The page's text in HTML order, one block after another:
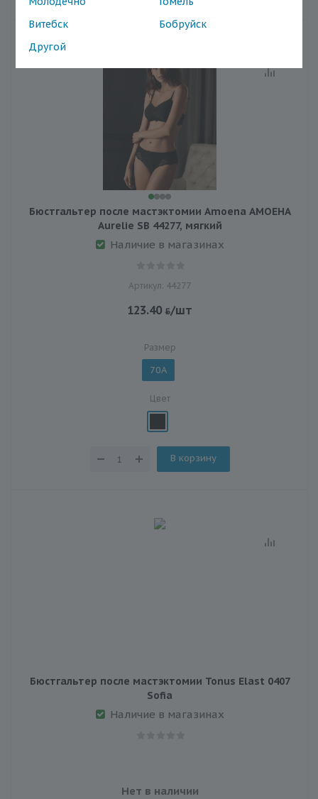
Витебск
Бобруйск
Другой
Бюстгальтер после мастэктомии Amoena АМОЕНА
Aurelie SB 44277, мягкий
Наличие в магазинах
Артикул: 44277
123.40 /шт
Размер
70A
Цвет
В корзину
Бюстгальтер после мастэктомии Tonus Elast 0407
Sofia
Наличие в магазинах
Нет в наличии